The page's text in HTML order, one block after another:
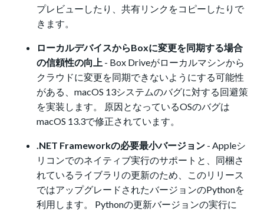
プレビューしたり、共有リンクをコピーしたりで
きます。
ローカルデバイスからBoxに変更を同期する場合
の信頼性の向上 - Box Driveがローカルマシンから
クラウドに変更を同期できないようにする可能性
がある、macOS 13システムのバグに対する回避策
を実装します。 原因となっているOSのバグは
macOS 13.3で修正されています。
.NET Frameworkの必要最小バージョン - Appleシ
リコンでのネイティブ実行のサポートと、同梱さ
れているライブラリの更新のため、このリリース
ではアップグレードされたバージョンのPythonを
利用します。 Pythonの更新バージョンの実行に